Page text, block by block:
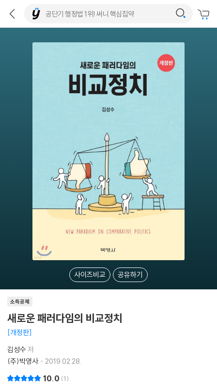
사이즈비교 공유하기
소득공제
새로운 패러다임의 비교정치
개정판
김성수 저
(주)박영사
2019.02.28.
10.0 1